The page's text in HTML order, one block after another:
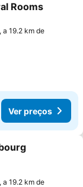
favoritos
Rooms
a 19.2 km de
Ver preços
favoritos
a 19.2 km de